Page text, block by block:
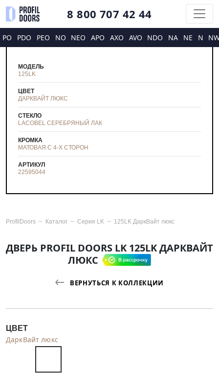
8 800 707 42 44
PO PDO PEO NO NEO APO AXO AVO NDO NA NE N
МОДЕЛЬ
125LK
ЦВЕТ
ДАРКВАЙТ ЛЮКС
СТЕКЛО
LACOBEL СЕРЕБРЯНЫЙ ЛАК
КРОМКА
МАТОВАЯ С 4-Х СТОРОН
АРТИКУЛ
22595044
ProfilDoors Каталог Серия LK 125LK ДаркВайт люкс
ДВЕРЬ PROFIL DOORS LK 125LK ДАРКВАЙТ
ЛЮКС
ВЕРНУТЬСЯ К КОЛЛЕКЦИИ
ЦВЕТ
ДаркВайт люкс